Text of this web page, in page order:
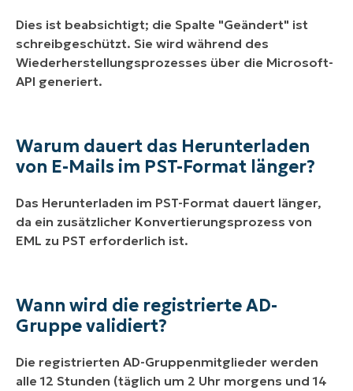
Dies ist beabsichtigt; die Spalte "Geändert" ist
schreibgeschützt. Sie wird während des
Wiederherstellungsprozesses über die Microsoft-
API generiert.
Warum dauert das Herunterladen
von E-Mails im PST-Format länger?
Das Herunterladen im PST-Format dauert länger,
da ein zusätzlicher Konvertierungsprozess von
EML zu PST erforderlich ist.
Wann wird die registrierte AD-
Gruppe validiert?
Die registrierten AD-Gruppenmitglieder werden
alle 12 Stunden (täglich um 2 Uhr morgens und 14